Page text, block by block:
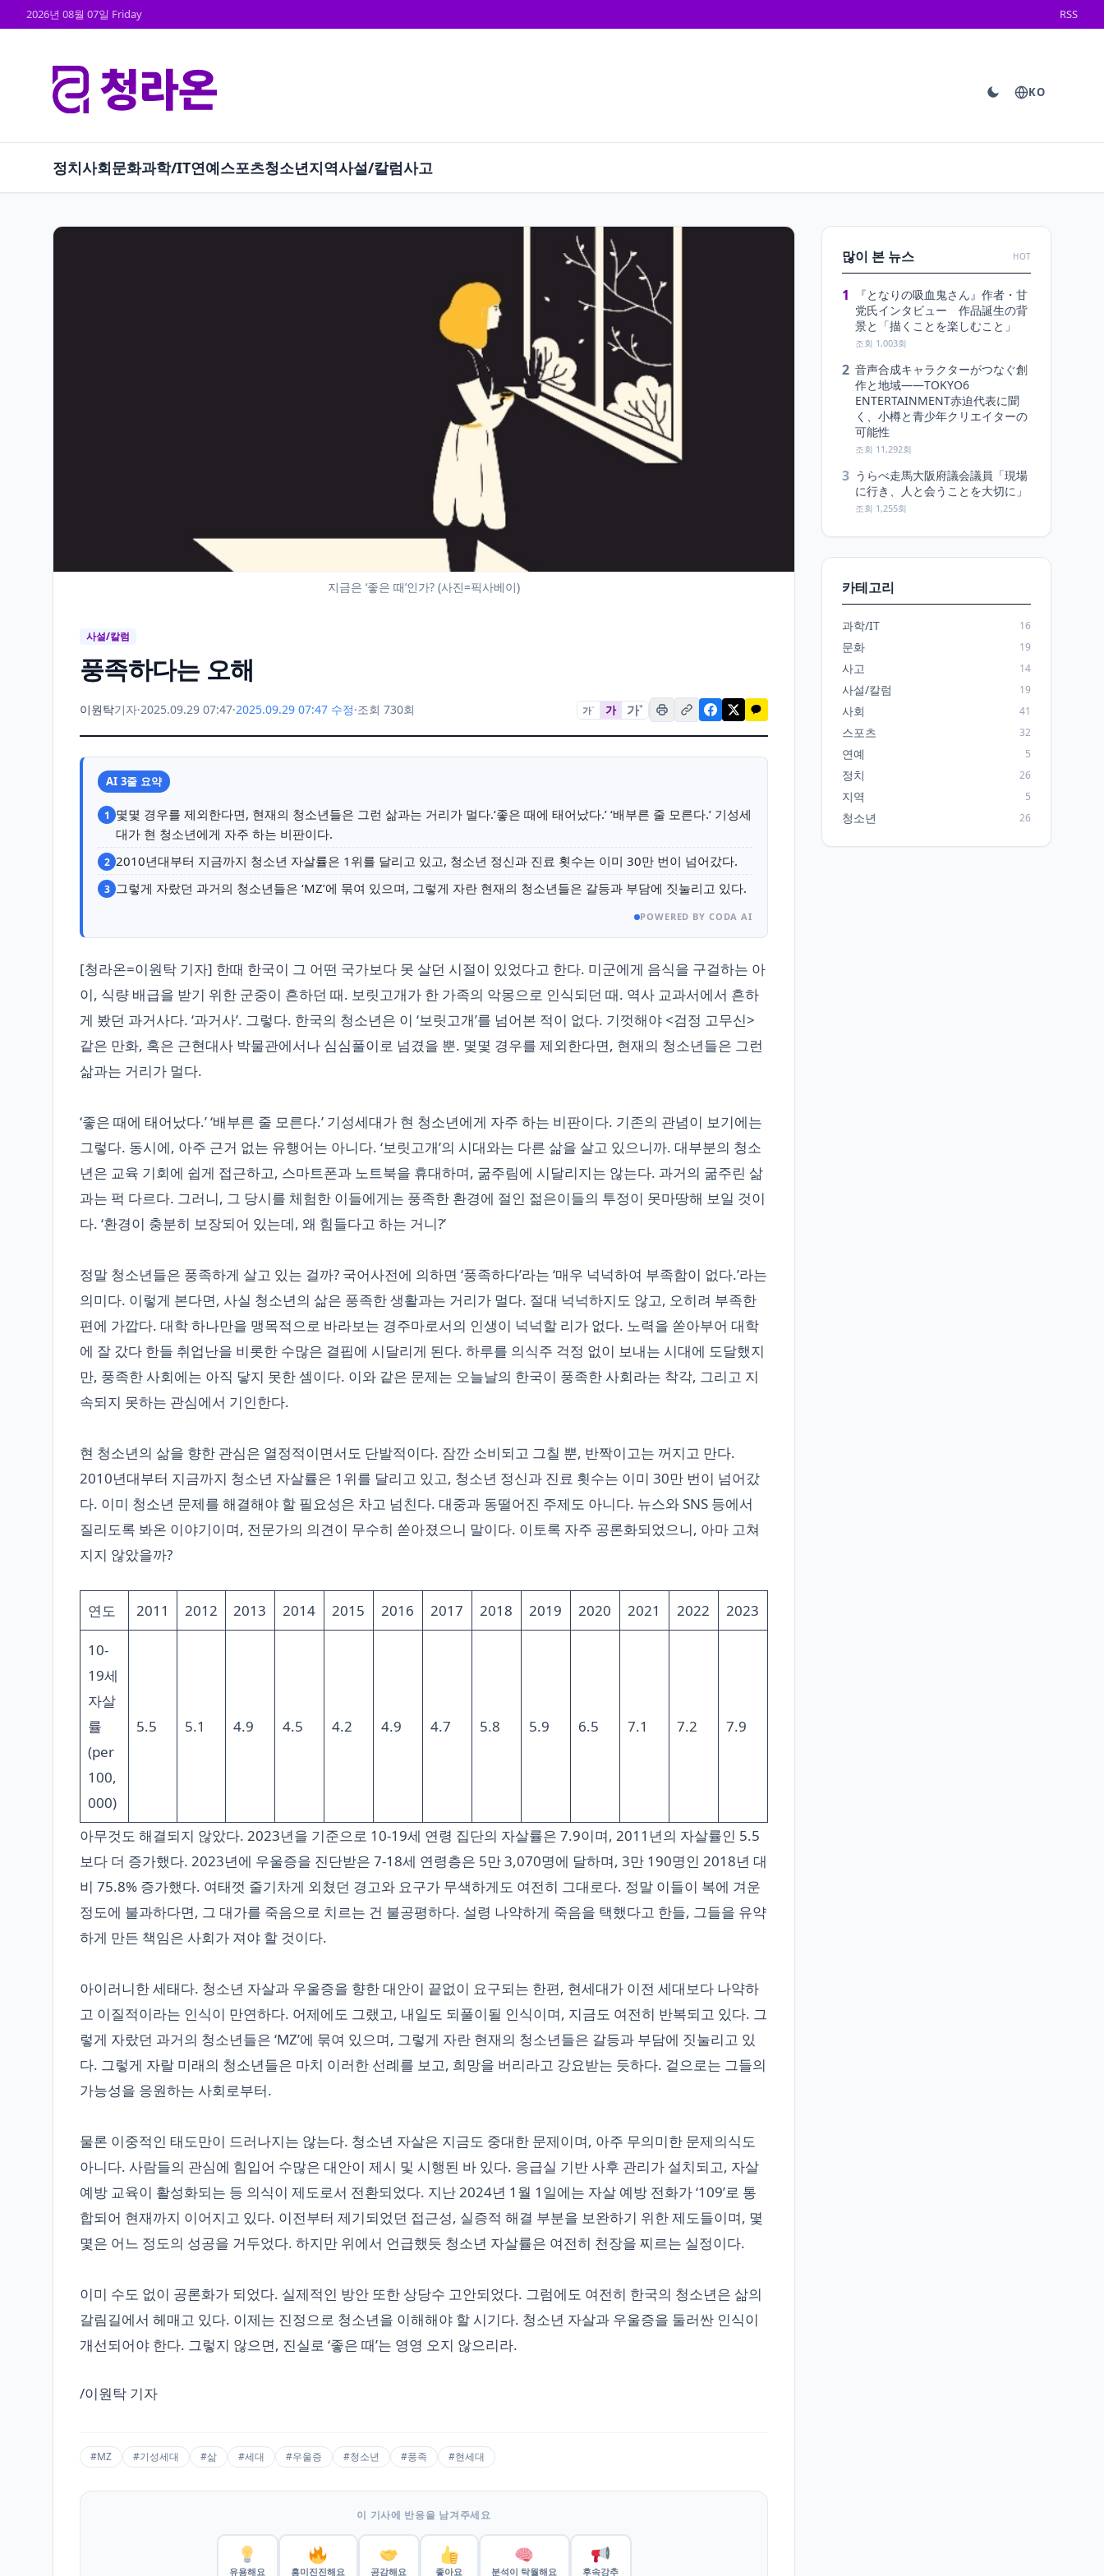
2026년 08월 07일 Friday RSS
KO
정치사회문화과학/IT연예스포츠청소년지역사설/칼럼사고
지금은 ‘좋은 때’인가? (사진=픽사베이)
사설/칼럼
풍족하다는 오해
이원탁기자·2025.09.29 07:47·2025.09.29 07:47 수정·조회 730회 가− 가 가+
AI 3줄 요약
1 몇몇 경우를 제외한다면, 현재의 청소년들은 그런 삶과는 거리가 멀다.‘좋은 때에 태어났다.’ ‘배부른 줄 모른다.’ 기성세
대가 현 청소년에게 자주 하는 비판이다.
2 2010년대부터 지금까지 청소년 자살률은 1위를 달리고 있고, 청소년 정신과 진료 횟수는 이미 30만 번이 넘어갔다.
3 그렇게 자랐던 과거의 청소년들은 ‘MZ’에 묶여 있으며, 그렇게 자란 현재의 청소년들은 갈등과 부담에 짓눌리고 있다.
POWERED BY CODA AI
[청라온=이원탁 기자] 한때 한국이 그 어떤 국가보다 못 살던 시절이 있었다고 한다. 미군에게 음식을 구걸하는 아
이, 식량 배급을 받기 위한 군중이 흔하던 때. 보릿고개가 한 가족의 악몽으로 인식되던 때. 역사 교과서에서 흔하
게 봤던 과거사다. ‘과거사’. 그렇다. 한국의 청소년은 이 ‘보릿고개’를 넘어본 적이 없다. 기껏해야 <검정 고무신>
같은 만화, 혹은 근현대사 박물관에서나 심심풀이로 넘겼을 뿐. 몇몇 경우를 제외한다면, 현재의 청소년들은 그런
삶과는 거리가 멀다.
‘좋은 때에 태어났다.’ ‘배부른 줄 모른다.’ 기성세대가 현 청소년에게 자주 하는 비판이다. 기존의 관념이 보기에는
그렇다. 동시에, 아주 근거 없는 유행어는 아니다. ‘보릿고개’의 시대와는 다른 삶을 살고 있으니까. 대부분의 청소
년은 교육 기회에 쉽게 접근하고, 스마트폰과 노트북을 휴대하며, 굶주림에 시달리지는 않는다. 과거의 굶주린 삶
과는 퍽 다르다. 그러니, 그 당시를 체험한 이들에게는 풍족한 환경에 절인 젊은이들의 투정이 못마땅해 보일 것이
다. ‘환경이 충분히 보장되어 있는데, 왜 힘들다고 하는 거니?’
정말 청소년들은 풍족하게 살고 있는 걸까? 국어사전에 의하면 ‘풍족하다’라는 ‘매우 넉넉하여 부족함이 없다.’라는
의미다. 이렇게 본다면, 사실 청소년의 삶은 풍족한 생활과는 거리가 멀다. 절대 넉넉하지도 않고, 오히려 부족한
편에 가깝다. 대학 하나만을 맹목적으로 바라보는 경주마로서의 인생이 넉넉할 리가 없다. 노력을 쏟아부어 대학
에 잘 갔다 한들 취업난을 비롯한 수많은 결핍에 시달리게 된다. 하루를 의식주 걱정 없이 보내는 시대에 도달했지
만, 풍족한 사회에는 아직 닿지 못한 셈이다. 이와 같은 문제는 오늘날의 한국이 풍족한 사회라는 착각, 그리고 지
속되지 못하는 관심에서 기인한다.
현 청소년의 삶을 향한 관심은 열정적이면서도 단발적이다. 잠깐 소비되고 그칠 뿐, 반짝이고는 꺼지고 만다.
2010년대부터 지금까지 청소년 자살률은 1위를 달리고 있고, 청소년 정신과 진료 횟수는 이미 30만 번이 넘어갔
다. 이미 청소년 문제를 해결해야 할 필요성은 차고 넘친다. 대중과 동떨어진 주제도 아니다. 뉴스와 SNS 등에서
질리도록 봐온 이야기이며, 전문가의 의견이 무수히 쏟아졌으니 말이다. 이토록 자주 공론화되었으니, 아마 고쳐
지지 않았을까?
연도 2011 2012 2013 2014 2015 2016 2017 2018 2019 2020 2021 2022 2023
10-
19세
자살
률
(per
100,
000)
5.5 5.1 4.9 4.5 4.2 4.9 4.7 5.8 5.9 6.5 7.1 7.2 7.9
아무것도 해결되지 않았다. 2023년을 기준으로 10-19세 연령 집단의 자살률은 7.9이며, 2011년의 자살률인 5.5
보다 더 증가했다. 2023년에 우울증을 진단받은 7-18세 연령층은 5만 3,070명에 달하며, 3만 190명인 2018년 대
비 75.8% 증가했다. 여태껏 줄기차게 외쳤던 경고와 요구가 무색하게도 여전히 그대로다. 정말 이들이 복에 겨운
정도에 불과하다면, 그 대가를 죽음으로 치르는 건 불공평하다. 설령 나약하게 죽음을 택했다고 한들, 그들을 유약
하게 만든 책임은 사회가 져야 할 것이다.
아이러니한 세태다. 청소년 자살과 우울증을 향한 대안이 끝없이 요구되는 한편, 현세대가 이전 세대보다 나약하
고 이질적이라는 인식이 만연하다. 어제에도 그랬고, 내일도 되풀이될 인식이며, 지금도 여전히 반복되고 있다. 그
렇게 자랐던 과거의 청소년들은 ‘MZ’에 묶여 있으며, 그렇게 자란 현재의 청소년들은 갈등과 부담에 짓눌리고 있
다. 그렇게 자랄 미래의 청소년들은 마치 이러한 선례를 보고, 희망을 버리라고 강요받는 듯하다. 겉으로는 그들의
가능성을 응원하는 사회로부터.
물론 이중적인 태도만이 드러나지는 않는다. 청소년 자살은 지금도 중대한 문제이며, 아주 무의미한 문제의식도
아니다. 사람들의 관심에 힘입어 수많은 대안이 제시 및 시행된 바 있다. 응급실 기반 사후 관리가 설치되고, 자살
예방 교육이 활성화되는 등 의식이 제도로서 전환되었다. 지난 2024년 1월 1일에는 자살 예방 전화가 ‘109’로 통
합되어 현재까지 이어지고 있다. 이전부터 제기되었던 접근성, 실증적 해결 부분을 보완하기 위한 제도들이며, 몇
몇은 어느 정도의 성공을 거두었다. 하지만 위에서 언급했듯 청소년 자살률은 여전히 천장을 찌르는 실정이다.
이미 수도 없이 공론화가 되었다. 실제적인 방안 또한 상당수 고안되었다. 그럼에도 여전히 한국의 청소년은 삶의
갈림길에서 헤매고 있다. 이제는 진정으로 청소년을 이해해야 할 시기다. 청소년 자살과 우울증을 둘러싼 인식이
개선되어야 한다. 그렇지 않으면, 진실로 ‘좋은 때’는 영영 오지 않으리라.
/이원탁 기자
#MZ #기성세대 #삶 #세대 #우울증 #청소년 #풍족 #현세대
이 기사에 반응을 남겨주세요
유용해요 흥미진진해요 공감해요 좋아요 분석이 탁월해요 후속강추
많이 본 뉴스 HOT
1
『となりの吸血鬼さん』作者・甘
党氏インタビュー 作品誕生の背
景と「描くことを楽しむこと」
조회 1,003회
2 音声合成キャラクターがつなぐ創
作と地域――TOKYO6
ENTERTAINMENT赤迫代表に聞
く、小樽と青少年クリエイターの
可能性
조회 11,292회
3 うらべ走馬大阪府議会議員「現場
に行き、人と会うことを大切に」
조회 1,255회
카테고리
과학/IT 16
문화 19
사고 14
사설/칼럼 19
사회 41
스포츠 32
연예 5
정치 26
지역 5
청소년 26